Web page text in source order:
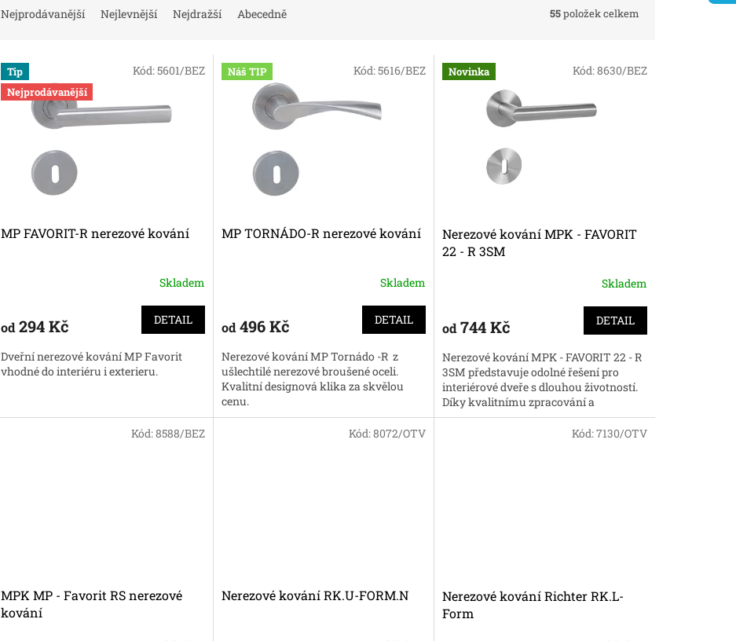
n
p
Nejprodávanější Nejlevnější Nejdražší Abecedně 55položek celkem
V
ý
p
k
Tip
Nejprodávanější
MP FAVORIT-R nerezové kování
Skladem
od 294 Kč DETAIL
Dveřní nerezové kování MP Favorit
vhodné do interiéru i exterieru.
Kód:5601/BEZ Náš TIP
MP TORNÁDO-R nerezové kování
Skladem
od496 Kč DETAIL
Nerezové kování MP Tornádo -R z
ušlechtilé nerezové broušené oceli.
Kvalitní designová klika za skvělou
cenu.
Kód:5616/BEZ Novinka
Nerezové kování MPK - FAVORIT
22 - R 3SM
Skladem
od744 Kč DETAIL
Nerezové kování MPK - FAVORIT 22 - R
3SM představuje odolné řešení pro
interiérové dveře s dlouhou životností.
Díky kvalitnímu zpracování a
neutrálnímu designu je toto kování...
Kód:8630/BEZ
MPK MP - Favorit RS nerezové
kování
Kód:8588/BEZ
Nerezové kování RK.U-FORM.N
Kód:8072/OTV
Nerezové kování Richter RK.L-
Form
Kód:7130/OTV